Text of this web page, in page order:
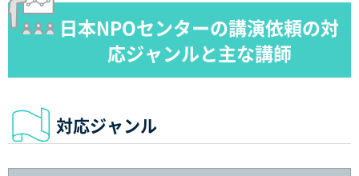
日本NPOセンターの講演依頼の対
応ジャンルと主な講師
対応ジャンル